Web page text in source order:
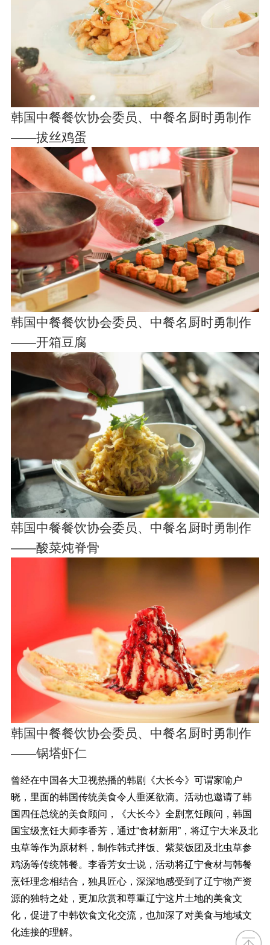
韩国中餐餐饮协会委员、中餐名厨时勇制作
——拔丝鸡蛋
韩国中餐餐饮协会委员、中餐名厨时勇制作
——开箱豆腐
韩国中餐餐饮协会委员、中餐名厨时勇制作
——酸菜炖脊骨
韩国中餐餐饮协会委员、中餐名厨时勇制作
——锅塔虾仁
曾经在中国各大卫视热播的韩剧《大长今》可谓家喻户
晓，里面的韩国传统美食令人垂涎欲滴。活动也邀请了韩
国四任总统的美食顾问，《大长今》全剧烹饪顾问，韩国
国宝级烹饪大师李香芳，通过“食材新用”，将辽宁大米及北
虫草等作为原材料，制作韩式拌饭、紫菜饭团及北虫草参
鸡汤等传统韩餐。李香芳女士说，活动将辽宁食材与韩餐
烹饪理念相结合，独具匠心，深深地感受到了辽宁物产资
源的独特之处，更加欣赏和尊重辽宁这片土地的美食文
化，促进了中韩饮食文化交流，也加深了对美食与地域文
化连接的理解。